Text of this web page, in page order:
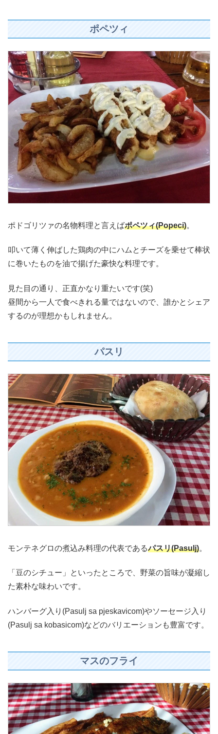
ポペツィ
ポドゴリツァの名物料理と言えばポペツィ(Popeci)。
叩いて薄く伸ばした鶏肉の中にハムとチーズを乗せて棒状
に巻いたものを油で揚げた豪快な料理です。
見た目の通り、正直かなり重たいです(笑)
昼間から一人で食べきれる量ではないので、誰かとシェア
するのが理想かもしれません。
パスリ
モンテネグロの煮込み料理の代表であるパスリ(Pasulj)。
「豆のシチュー」といったところで、野菜の旨味が凝縮し
た素朴な味わいです。
ハンバーグ入り(Pasulj sa pjeskavicom)やソーセージ入り
(Pasulj sa kobasicom)などのバリエーションも豊富です。
マスのフライ